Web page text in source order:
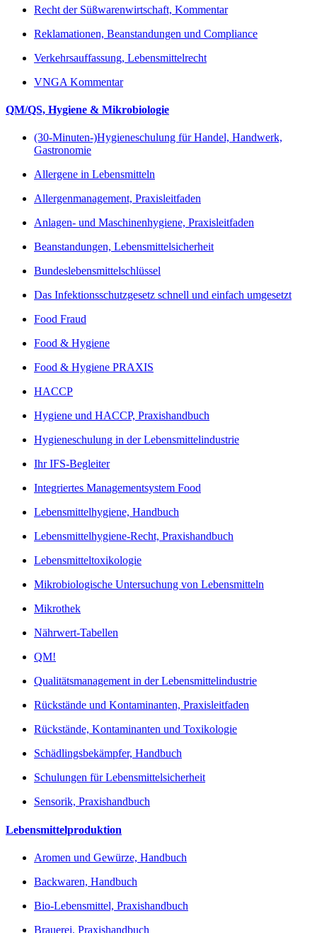
Recht der Süßwarenwirtschaft, Kommentar
Reklamationen, Beanstandungen und Compliance
Verkehrsauffassung, Lebensmittelrecht
VNGA Kommentar
QM/QS, Hygiene & Mikrobiologie
(30-Minuten-)Hygieneschulung für Handel, Handwerk,
Gastronomie
Allergene in Lebensmitteln
Allergenmanagement, Praxisleitfaden
Anlagen- und Maschinenhygiene, Praxisleitfaden
Beanstandungen, Lebensmittelsicherheit
Bundeslebensmittelschlüssel
Das Infektionsschutzgesetz schnell und einfach umgesetzt
Food Fraud
Food & Hygiene
Food & Hygiene PRAXIS
HACCP
Hygiene und HACCP, Praxishandbuch
Hygieneschulung in der Lebensmittelindustrie
Ihr IFS-Begleiter
Integriertes Managementsystem Food
Lebensmittelhygiene, Handbuch
Lebensmittelhygiene-Recht, Praxishandbuch
Lebensmitteltoxikologie
Mikrobiologische Untersuchung von Lebensmitteln
Mikrothek
Nährwert-Tabellen
QM!
Qualitätsmanagement in der Lebensmittelindustrie
Rückstände und Kontaminanten, Praxisleitfaden
Rückstände, Kontaminanten und Toxikologie
Schädlingsbekämpfer, Handbuch
Schulungen für Lebensmittelsicherheit
Sensorik, Praxishandbuch
Lebensmittelproduktion
Aromen und Gewürze, Handbuch
Backwaren, Handbuch
Bio-Lebensmittel, Praxishandbuch
Brauerei, Praxishandbuch